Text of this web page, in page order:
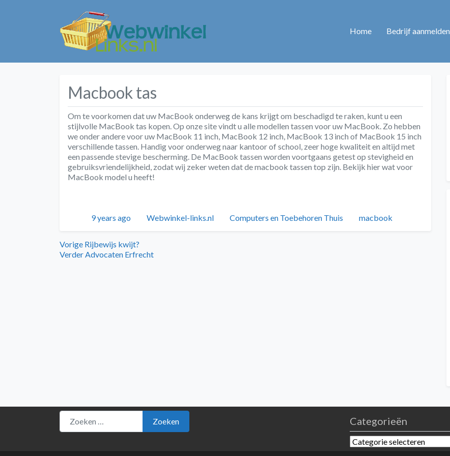
Home Bedrijf aanmelden
Macbook tas
Om te voorkomen dat uw MacBook onderweg de kans krijgt om beschadigd te raken, kunt u een
stijlvolle MacBook tas kopen. Op onze site vindt u alle modellen tassen voor uw MacBook. Zo hebben
we onder andere voor uw MacBook 11 inch, MacBook 12 inch, MacBook 13 inch of MacBook 15 inch
verschillende tassen. Handig voor onderweg naar kantoor of school, zeer hoge kwaliteit en altijd met
een passende stevige bescherming. De MacBook tassen worden voortgaans getest op stevigheid en
gebruiksvriendelijkheid, zodat wij zeker weten dat de macbook tassen top zijn. Bekijk hier wat voor
MacBook model u heeft!
Geplaatst
9 years ago Auteur
Webwinkel-links.nl Categorieën
Computers en Toebehoren Thuis Tags
macbook
Bericht
Vorige Vorig
bericht:
Rijbewijs kwijt?
Verder Volgend
Advocaten Erfrecht
Zoeken naar:
Zoeken Categorieën
Categorieën